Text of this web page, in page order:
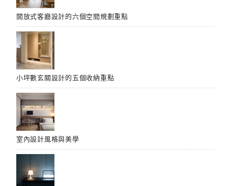
開放式客廳設計的六個空間規劃重點
小坪數玄關設計的五個收納重點
室內設計風格與美學